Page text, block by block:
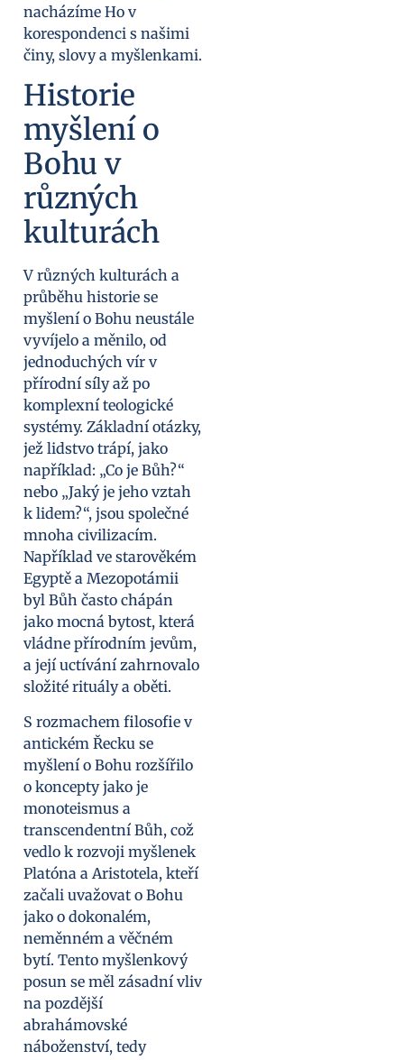
nacházíme Ho v
korespondenci s našimi
činy, slovy a myšlenkami.
Historie
myšlení o
Bohu v
různých
kulturách
V různých kulturách a
průběhu historie se
myšlení o Bohu neustále
vyvíjelo a měnilo, od
jednoduchých vír v
přírodní síly až po
komplexní teologické
systémy. Základní otázky,
jež lidstvo trápí, jako
například: „Co je Bůh?“
nebo „Jaký je jeho vztah
k lidem?“, jsou společné
mnoha civilizacím.
Například ve starověkém
Egyptě a Mezopotámii
byl Bůh často chápán
jako mocná bytost, která
vládne přírodním jevům,
a její uctívání zahrnovalo
složité rituály a oběti.
S rozmachem filosofie v
antickém Řecku se
myšlení o Bohu rozšířilo
o koncepty jako je
monoteismus a
transcendentní Bůh, což
vedlo k rozvoji myšlenek
Platóna a Aristotela, kteří
začali uvažovat o Bohu
jako o dokonalém,
neměnném a věčném
bytí. Tento myšlenkový
posun se měl zásadní vliv
na pozdější
abrahámovské
náboženství, tedy